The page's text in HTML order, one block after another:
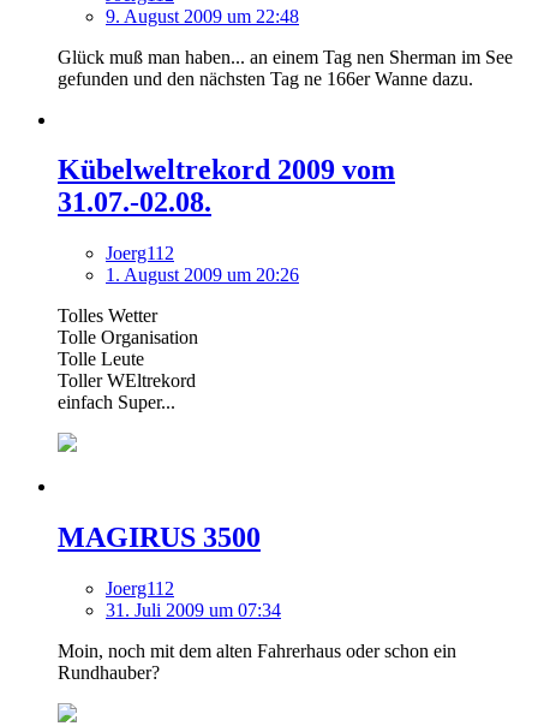
9. August 2009 um 22:48
Glück muß man haben... an einem Tag nen Sherman im See
gefunden und den nächsten Tag ne 166er Wanne dazu.
Kübelweltrekord 2009 vom
31.07.-02.08.
Joerg112
1. August 2009 um 20:26
Tolles Wetter
Tolle Organisation
Tolle Leute
Toller WEltrekord
einfach Super...
MAGIRUS 3500
Joerg112
31. Juli 2009 um 07:34
Moin, noch mit dem alten Fahrerhaus oder schon ein
Rundhauber?